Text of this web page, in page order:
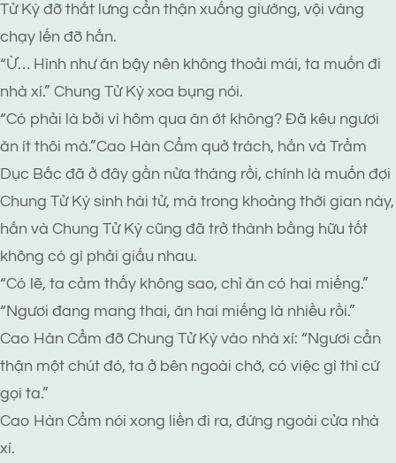
Tử Kỳ đỡ thắt lưng cẩn thận xuống giường, vội vàng
chạy lến đỡ hắn.
“Ừ… Hình như ăn bậy nên không thoải mái, ta muốn đi
nhà xí.” Chung Tử Kỳ xoa bụng nói.
“Có phải là bởi vì hôm qua ăn ớt không? Đã kêu ngươi
ăn ít thôi mà.”Cao Hàn Cẩm quở trách, hắn và Trầm
Dục Bắc đã ở đây gần nửa tháng rồi, chính là muốn đợi
Chung Tử Kỳ sinh hài tử, mà trong khoảng thời gian này,
hắn và Chung Tử Kỳ cũng đã trở thành bằng hữu tốt
không có gì phải giấu nhau.
“Có lẽ, ta cảm thấy không sao, chỉ ăn có hai miếng.”
“Ngươi đang mang thai, ăn hai miếng là nhiều rồi.”
Cao Hàn Cẩm đỡ Chung Tử Kỳ vào nhà xí: “Ngươi cẩn
thận một chút đó, ta ở bên ngoài chờ, có việc gì thì cứ
gọi ta.”
Cao Hàn Cẩm nói xong liền đi ra, đứng ngoài cửa nhà
xí.